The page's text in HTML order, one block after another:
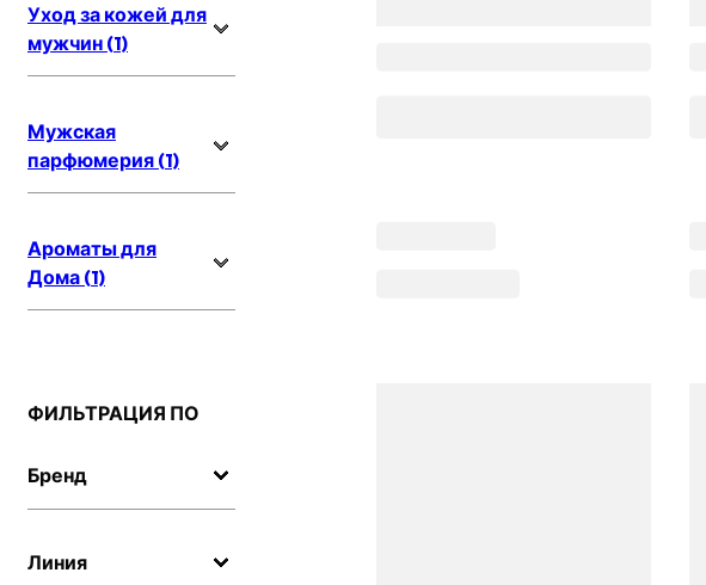
Уход за кожей для
мужчин (1)
Мужская
парфюмерия (1)
Ароматы для
Дома (1)
ФИЛЬТРАЦИЯ ПО
Бренд
Линия